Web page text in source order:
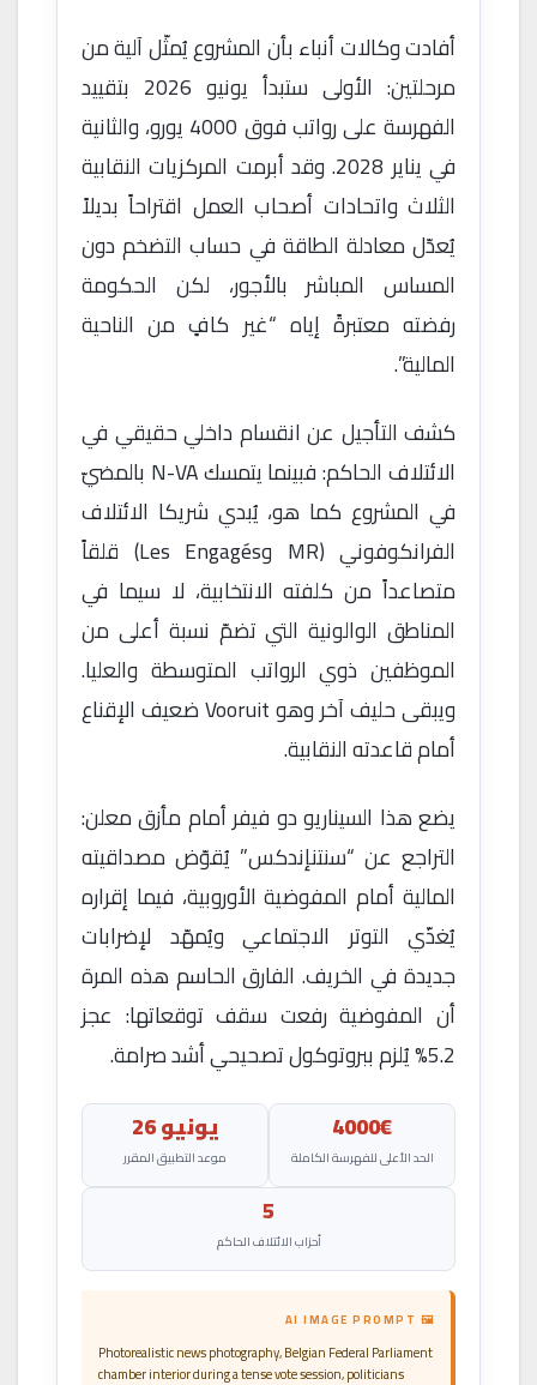
أفادت وكالات أنباء بأن المشروع يُمثّل آلية من
مرحلتين: الأولى ستبدأ يونيو 2026 بتقييد
الفهرسة على رواتب فوق 4000 يورو، والثانية
في يناير 2028. وقد أبرمت المركزيات النقابية
الثلاث واتحادات أصحاب العمل اقتراحاً بديلاً
يُعدّل معادلة الطاقة في حساب التضخم دون
المساس المباشر بالأجور، لكن الحكومة
رفضته معتبرةً إياه “غير كافٍ من الناحية
المالية”.
كشف التأجيل عن انقسام داخلي حقيقي في
الائتلاف الحاكم: فبينما يتمسك N-VA بالمضيّ
في المشروع كما هو، يُبدي شريكا الائتلاف
الفرانكوفوني (MR وLes Engagés) قلقاً
متصاعداً من كلفته الانتخابية، لا سيما في
المناطق الوالونية التي تضمّ نسبة أعلى من
الموظفين ذوي الرواتب المتوسطة والعليا.
ويبقى حليف آخر وهو Vooruit ضعيف الإقناع
أمام قاعدته النقابية.
يضع هذا السيناريو دو فيفر أمام مأزق معلن:
التراجع عن “سنتنإندكس” يُقوّض مصداقيته
المالية أمام المفوضية الأوروبية، فيما إقراره
يُغذّي التوتر الاجتماعي ويُمهّد لإضرابات
جديدة في الخريف. الفارق الحاسم هذه المرة
أن المفوضية رفعت سقف توقعاتها: عجز
5.2% يُلزم ببروتوكول تصحيحي أشد صرامة.
4000€
الحد الأعلى للفهرسة الكاملة
يونيو 26
موعد التطبيق المقرر
5
أحزاب الائتلاف الحاكم
🖼 AI IMAGE PROMPT
Photorealistic news photography, Belgian Federal Parliament
chamber interior during a tense vote session, politicians